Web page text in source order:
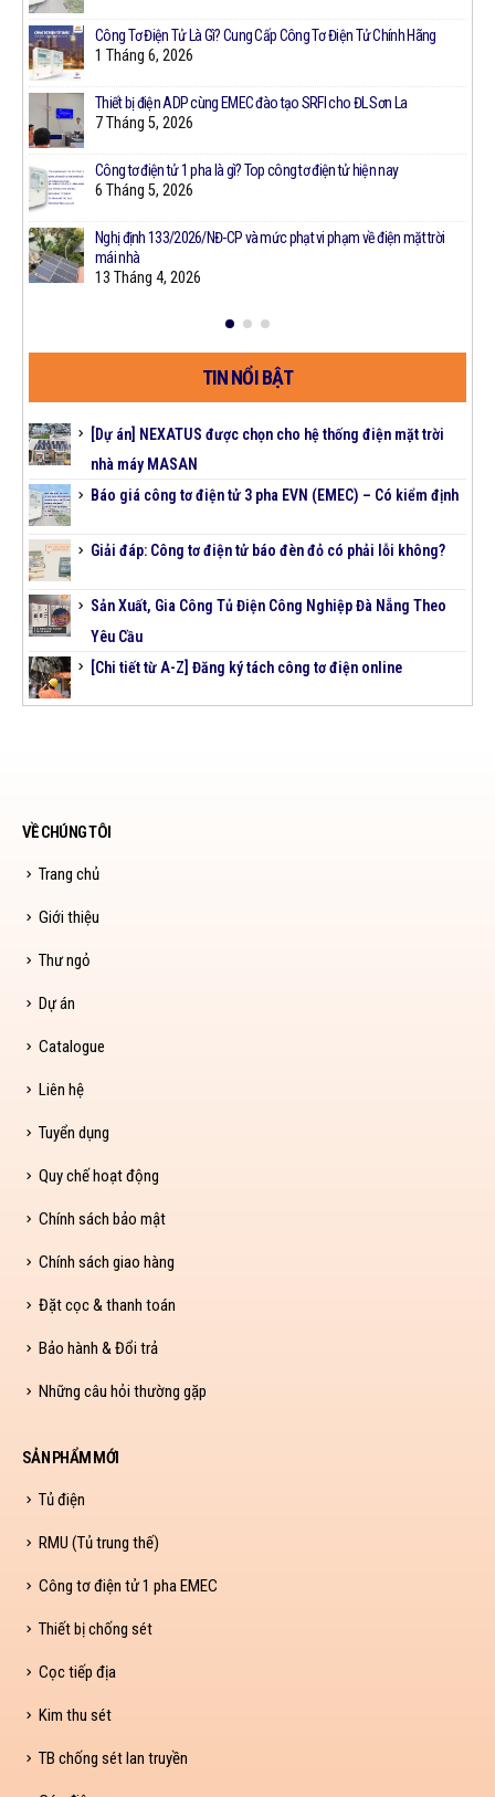
Công Tơ Điện Tử Là Gì? Cung Cấp Công Tơ Điện Tử Chính Hãng
1 Tháng 6, 2026
Thiết bị điện ADP cùng EMEC đào tạo SRFI cho ĐL Sơn La
7 Tháng 5, 2026
Công tơ điện tử 1 pha là gì? Top công tơ điện tử hiện nay
6 Tháng 5, 2026
Nghị định 133/2026/NĐ-CP và mức phạt vi phạm về điện mặt trời
mái nhà
13 Tháng 4, 2026
TIN NỔI BẬT
[Dự án] NEXATUS được chọn cho hệ thống điện mặt trời
nhà máy MASAN
Báo giá công tơ điện tử 3 pha EVN (EMEC) – Có kiểm định
Giải đáp: Công tơ điện tử báo đèn đỏ có phải lỗi không?
Sản Xuất, Gia Công Tủ Điện Công Nghiệp Đà Nẵng Theo
Yêu Cầu
[Chi tiết từ A-Z] Đăng ký tách công tơ điện online
VỀ CHÚNG TÔI
Trang chủ
Giới thiệu
Thư ngỏ
Dự án
Catalogue
Liên hệ
Tuyển dụng
Quy chế hoạt động
Chính sách bảo mật
Chính sách giao hàng
Đặt cọc & thanh toán
Bảo hành & Đổi trả
Những câu hỏi thường gặp
SẢN PHẨM MỚI
Tủ điện
RMU (Tủ trung thế)
Công tơ điện tử 1 pha EMEC
Thiết bị chống sét
Cọc tiếp địa
Kim thu sét
TB chống sét lan truyền